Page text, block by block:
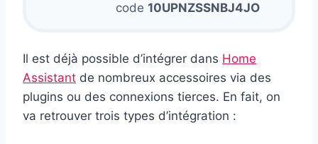
code 10UPNZSSNBJ4JO
Il est déjà possible d’intégrer dans Home
Assistant de nombreux accessoires via des
plugins ou des connexions tierces. En fait, on
va retrouver trois types d’intégration :